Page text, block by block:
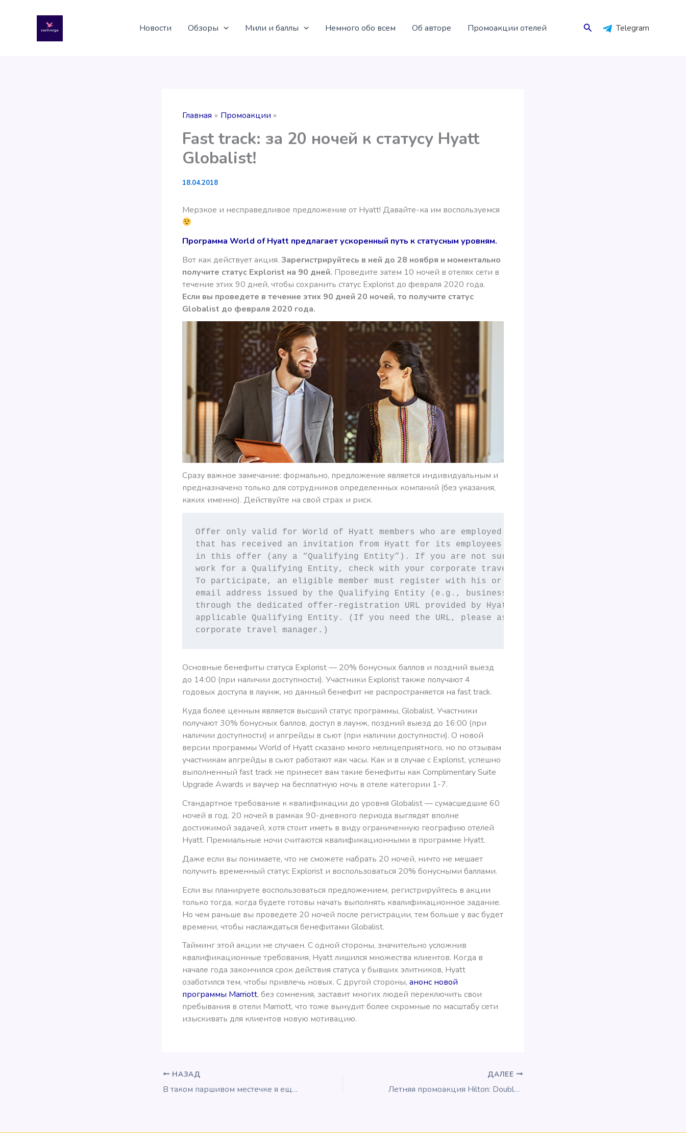
содержимому
Новости Обзоры Мили и баллы Немного обо всем Об авторе Промоакции отелей Поиск Telegram
Главная Промоакции
Fast track: за 20 ночей к статусу Hyatt
Globalist!
18.04.2018
Мерзкое и несправедливое предложение от Hyatt! Давайте-ка им воспользуемся
Программа World of Hyatt предлагает ускоренный путь к статусным уровням.
Вот как действует акция. Зарегистрируйтесь в ней до 28 ноября и моментально
получите статус Explorist на 90 дней. Проведите затем 10 ночей в отелях сети в
течение этих 90 дней, чтобы сохранить статус Explorist до февраля 2020 года.
Если вы проведете в течение этих 90 дней 20 ночей, то получите статус
Globalist до февраля 2020 года.
Сразу важное замечание: формально, предложение является индивидуальным и
предназначено только для сотрудников определенных компаний (без указания,
каких именно). Действуйте на свой страх и риск.
Offer only valid for World of Hyatt members who are employed by an entity
that has received an invitation from Hyatt for its employees to participate
in this offer (any a “Qualifying Entity”). If you are not sure whether you
work for a Qualifying Entity, check with your corporate travel manager.
To participate, an eligible member must register with his or her valid
email address issued by the Qualifying Entity (e.g., business email)
through the dedicated offer-registration URL provided by Hyatt to the
applicable Qualifying Entity.
(If you need the URL, please ask your
corporate travel manager.)
Основные бенефиты статуса Explorist — 20% бонусных баллов и поздний выезд
до 14:00 (при наличии доступности). Участники Explorist также получают 4
годовых доступа в лаунж, но данный бенефит не распространяется на fast track.
Куда более ценным является высший статус программы, Globalist. Участники
получают 30% бонусных баллов, доступ в лаунж, поздний выезд до 16:00 (при
наличии доступности) и апгрейды в сьют (при наличии доступности). О новой
версии программы World of Hyatt сказано много нелицеприятного, но по отзывам
участникам апгрейды в сьют работают как часы. Как и в случае с Explorist, успешно
выполненный fast track не принесет вам такие бенефиты как Complimentary Suite
Upgrade Awards и ваучер на бесплатную ночь в отеле категории 1-7.
Стандартное требование к квалификации до уровня Globalist — сумасшедшие 60
ночей в год. 20 ночей в рамках 90-дневного периода выглядят вполне
достижимой задачей, хотя стоит иметь в виду ограниченную географию отелей
Hyatt. Премиальные ночи считаются квалификационными в программе Hyatt.
Даже если вы понимаете, что не сможете набрать 20 ночей, ничто не мешает
получить временный статус Explorist и воспользоваться 20% бонусными баллами.
Если вы планируете воспользоваться предложением, регистрируйтесь в акции
только тогда, когда будете готовы начать выполнять квалификационное задание.
Но чем раньше вы проведете 20 ночей после регистрации, тем больше у вас будет
времени, чтобы наслаждаться бенефитами Globalist.
Тайминг этой акции не случаен. С одной стороны, значительно усложнив
квалификационные требования, Hyatt лишился множества клиентов. Когда в
начале года закончился срок действия статуса у бывших элитников, Hyatt
озаботился тем, чтобы привлечь новых. С другой стороны, анонс новой
программы Marriott, без сомнения, заставит многих людей переключить свои
пребывания в отели Marriott, что тоже вынудит более скромные по масштабу сети
изыскивать для клиентов новую мотивацию.
НАЗАД
В таком паршивом местечке я еще не бывал…
ДАЛЕЕ
Летняя промоакция Hilton: Double Points